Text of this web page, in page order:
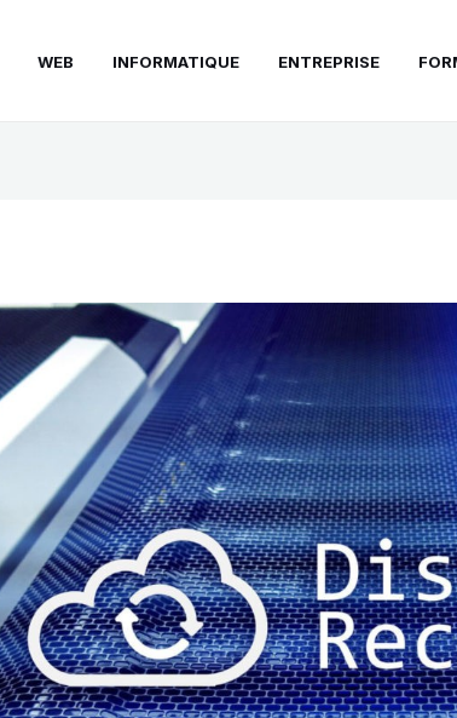
WEB INFORMATIQUE ENTREPRISE